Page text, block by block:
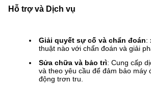
Hỗ trợ và Dịch vụ
Giải quyết sự cố và chẩn đoán:
thuật nào với chẩn đoán và giải
Sửa chữa và bảo trì: Cung cấp
và theo yêu cầu để đảm bảo máy
động trơn tru.